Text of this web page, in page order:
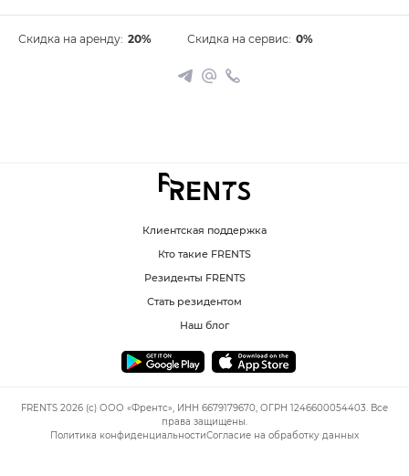
Скидка на аренду: 20% Скидка на сервис: 0%
Клиентская поддержка
Кто такие FRENTS
Резиденты FRENTS
Стать резидентом
Наш блог
FRENTS 2026 (c) ООО «Френтс», ИНН 6679179670, ОГРН 1246600054403. Все
права защищены.
Политика конфиденциальностиСогласие на обработку данных